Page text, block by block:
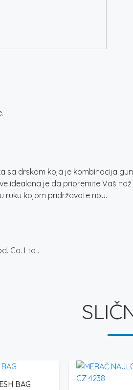
sa drskom koja je kombinacija
idealana je da pripremite Vaš
ruku kojom pridržavate ribu.
Co. Ltd .